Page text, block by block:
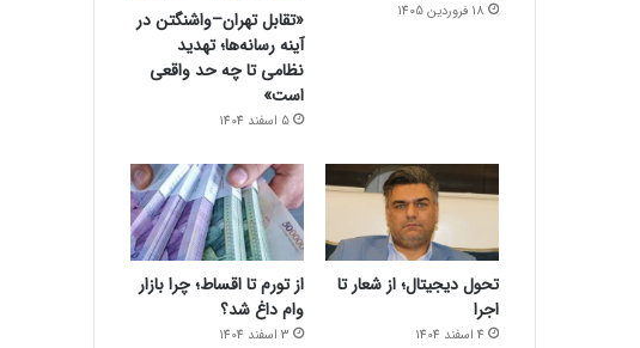
18 فروردین 1405
«تقابل تهران–واشنگتن در
آینه رسانه‌ها؛ تهدید
نظامی تا چه حد واقعی
است»
5 اسفند 1404
تحول دیجیتال؛ از شعار تا
اجرا
4 اسفند 1404
از تورم تا اقساط؛ چرا بازار
وام داغ شد؟
3 اسفند 1404